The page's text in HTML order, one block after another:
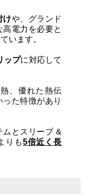
けや、グランド
電力を必要と
います。
ップに対応して
、優れた熱伝
た特徴があり
ムとスリープ &
りも5倍近く長